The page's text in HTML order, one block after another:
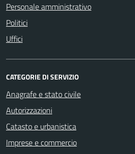
Personale amministrativo
Politici
Uffici
CATEGORIE DI SERVIZIO
Anagrafe e stato civile
Autorizzazioni
Catasto e urbanistica
Imprese e commercio